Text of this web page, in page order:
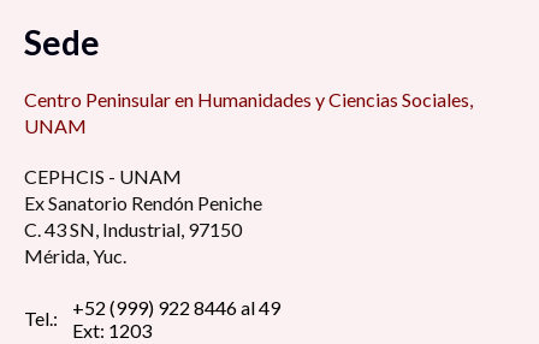
Sede
Centro Peninsular en Humanidades y Ciencias Sociales,
UNAM
CEPHCIS - UNAM
Ex Sanatorio Rendón Peniche
C. 43 SN, Industrial, 97150
Mérida, Yuc.
Tel.:
+52 (999) 922 8446 al 49
Ext: 1203